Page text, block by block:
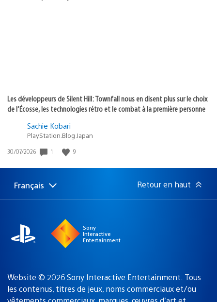
Les développeurs de Silent Hill: Townfall nous en disent plus sur le choix
de l’Écosse, les technologies rétro et le combat à la première personne
Sachie Kobari
PlayStation.Blog Japan
Date
publication
30/07/2026 1 9
Choisir
Région
Français Retour en haut
Sony
Interactive
Entertainment
Website © 2026 Sony Interactive Entertainment. Tous
les contenus, titres de jeux, noms commerciaux et/ou